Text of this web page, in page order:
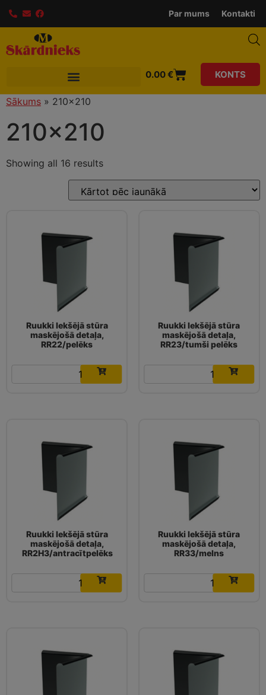
Par mums Kontakti
0.00€ KONTS
Sākums » 210x210
210x210
Showing all 16 results
Ruukki Iekšējā stūra
maskējošā detaļa,
RR22/pelēks
€
Ruukki Iekšējā stūra
maskējošā detaļa,
RR23/tumši pelēks
€
Ruukki Iekšējā stūra
maskējošā detaļa,
RR2H3/antracītpelēks
€
Ruukki Iekšējā stūra
maskējošā detaļa,
RR33/melns
€